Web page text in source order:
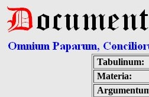
Tabulinum:
Materia: